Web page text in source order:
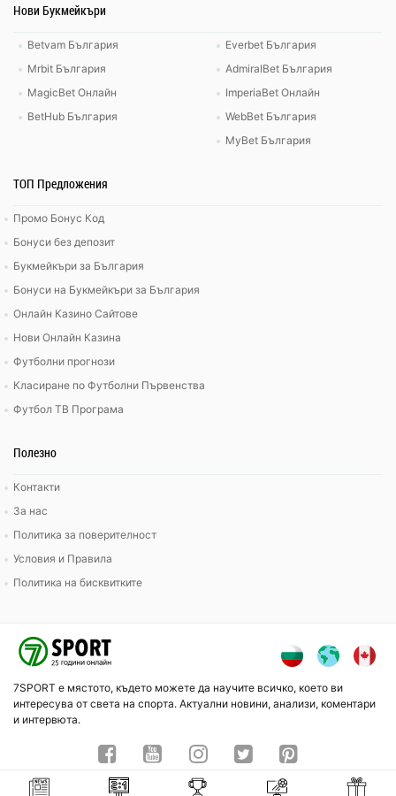
Нови Букмейкъри
Betvam България
Mrbit България
MagicBet Онлайн
BetHub България
Everbet България
AdmiralBet България
ImperiaBet Онлайн
WebBet България
MyBet България
ТОП Предложения
Промо Бонус Код
Бонуси без депозит
Букмейкъри за България
Бонуси на Букмейкъри за България
Онлайн Казино Сайтове
Нови Онлайн Казина
Футболни прогнози
Класиране по Футболни Първенства
Футбол ТВ Програма
Полезно
Контакти
За нас
Политика за поверителност
Условия и Правила
Политика на бисквитките
7SPORT е мястото, където можете да научите всичко, което ви
интересува от света на спорта. Актуални новини, анализи, коментари
и интервюта.